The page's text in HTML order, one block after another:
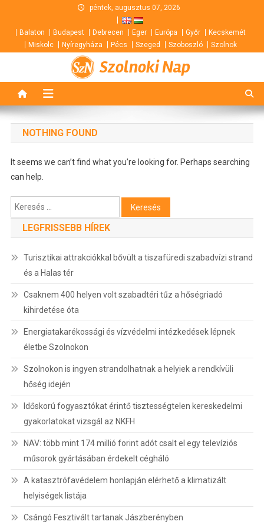
content
péntek, augusztus 07, 2026
Balaton Budapest Debrecen Eger Európa Győr
Kecskemét
Miskolc
Nyíregyháza Pécs Szeged Szoboszló Szolnok
Szolnoki Nap
NOTHING FOUND
It seems we can’t find what you’re looking for. Perhaps searching
can help.
Keresés:
LEGFRISSEBB HÍREK
Turisztikai attrakciókkal bővült a tiszafüredi szabadvízi strand
és a Halas tér
Csaknem 400 helyen volt szabadtéri tűz a hőségriadó
kihirdetése óta
Energiatakarékossági és vízvédelmi intézkedések lépnek
életbe Szolnokon
Szolnokon is ingyen strandolhatnak a helyiek a rendkívüli
hőség idején
Időskorú fogyasztókat érintő tisztességtelen kereskedelmi
gyakorlatokat vizsgál az NKFH
NAV: több mint 174 millió forint adót csalt el egy televíziós
műsorok gyártásában érdekelt cégháló
A katasztrófavédelem honlapján elérhető a klimatizált
helyiségek listája
Csángó Fesztivált tartanak Jászberényben